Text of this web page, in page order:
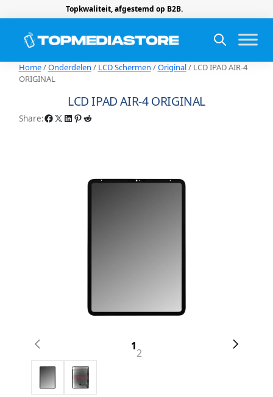
Topkwaliteit, afgestemd op B2B.
Home/Onderdelen / LCD Schermen /Original/ LCD IPAD AIR-4
ORIGINAL
LCD IPAD AIR-4 ORIGINAL
Share:Facebook X LinkedIn Pinterest Reddit
1
2